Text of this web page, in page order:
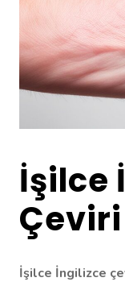
İşilce
Çeviri
İşilce İngilizce